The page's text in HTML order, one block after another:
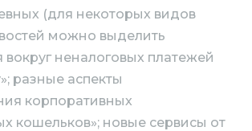
(для некоторых видов
можно выделить
неналоговых платежей
разные аспекты
корпоративных
кошельков»; новые сервисы от